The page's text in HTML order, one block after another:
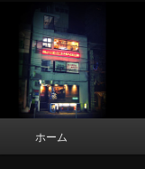
ン
ツ
東京 タト
Bunny
トゥー画像
タトゥーデザイン・
ホーム